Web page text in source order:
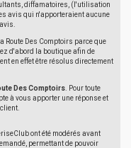
diffamatoires, (l'utilisation
avis qui n'apporteraient aucune
Route Des Comptoirs parce que
d'abord la boutique afin de
en effet être résolus directement
Des Comptoirs . Pour toute
à vous apporter une réponse et
ont été modérés avant
permettant de pouvoir